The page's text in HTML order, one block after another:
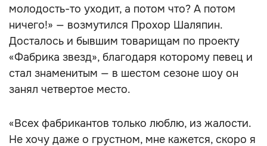
молодость-то уходит, а потом что? А потом
ничего!» — возмутился Прохор Шаляпин.
Досталось и бывшим товарищам по проекту
«Фабрика звезд», благодаря которому певец и
стал знаменитым — в шестом сезоне шоу он
занял четвертое место.
«Всех фабрикантов только люблю, из жалости.
Не хочу даже о грустном, мне кажется, скоро я